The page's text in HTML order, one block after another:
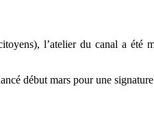
l’atelier du canal a
début mars pour une